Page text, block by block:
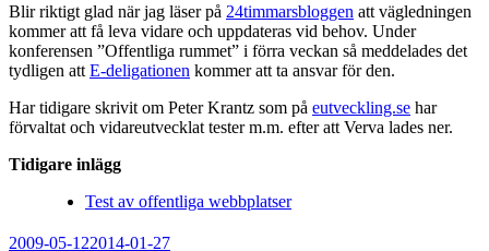
Blir riktigt glad när jag läser på 24timmarsbloggen att vägledningen
kommer att få leva vidare och uppdateras vid behov. Under
konferensen ”Offentliga rummet” i förra veckan så meddelades det
tydligen att E-deligationen kommer att ta ansvar för den.
Har tidigare skrivit om Peter Krantz som på eutveckling.se har
förvaltat och vidareutvecklat tester m.m. efter att Verva lades ner.
Tidigare inlägg
Test av offentliga webbplatser
Publicerat
2009-05-122014-01-27